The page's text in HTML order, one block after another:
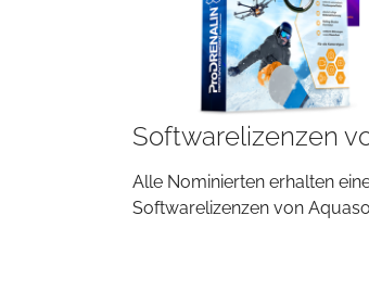
Softwarelizenzen
Alle Nominierten erhalten
Softwarelizenzen von